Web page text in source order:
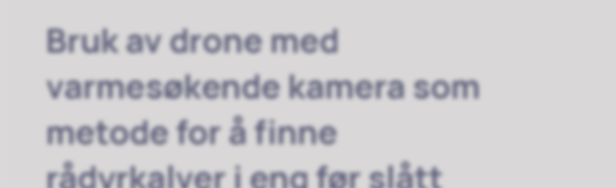
Bruk av drone med
varmesøkende kamera som
metode for å finne
rådyrkalver i eng før slått